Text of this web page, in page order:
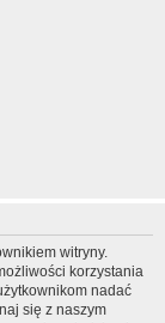
witryny.
korzystania
nadać
się z naszym